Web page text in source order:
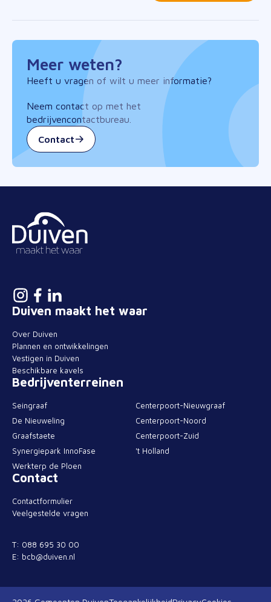
Meer weten?
Heeft u vragen of wilt u meer informatie?
Neem contact op met het
bedrijvencontactbureau.
Contact
Duiven maakt het waar
Over Duiven
Plannen en ontwikkelingen
Vestigen in Duiven
Beschikbare kavels
Bedrijventerreinen
Seingraaf
De Nieuweling
Graafstaete
Synergiepark InnoFase
Werkterp de Ploen
Centerpoort-Nieuwgraaf
Centerpoort-Noord
Centerpoort-Zuid
't Holland
Contact
Contactformulier
Veelgestelde vragen
T: 088 695 30 00
E: bcb@duiven.nl